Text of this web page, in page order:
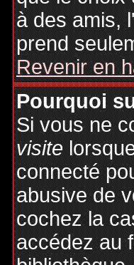
à des amis,
prend
Revenir en
Pourquoi
Si vous ne
visite
connecté
abusive de
cochez la
accédez au